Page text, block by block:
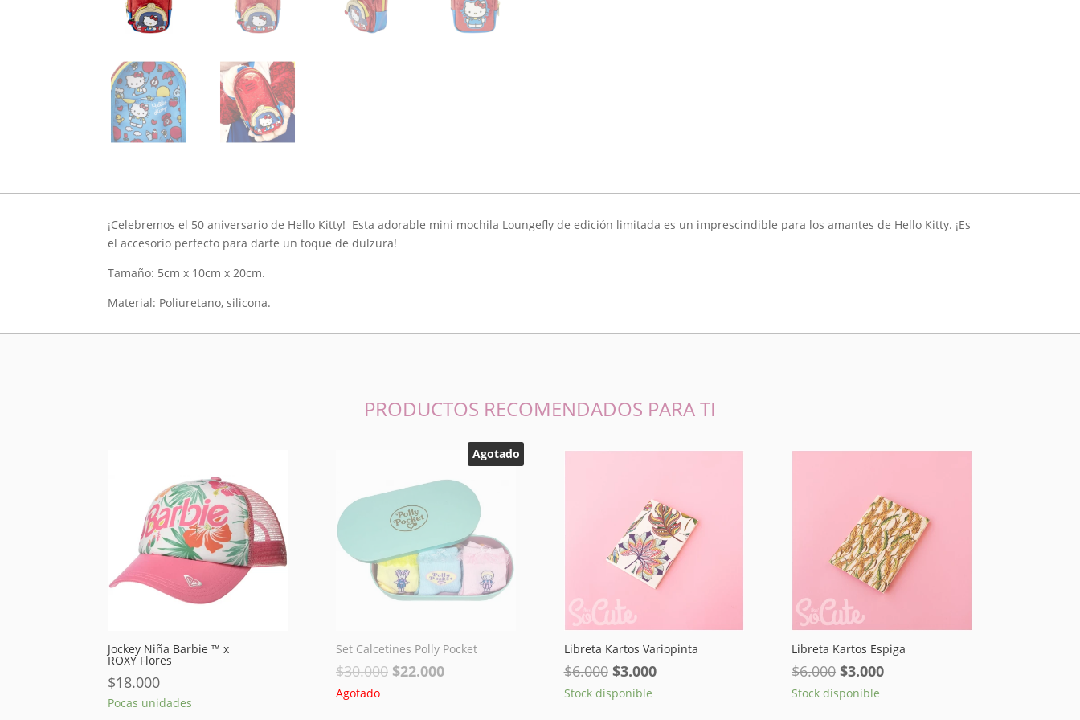
¡Celebremos el 50 aniversario de Hello Kitty! Esta adorable mini mochila Loungefly de edición limitada es un imprescindible para los amantes de Hello Kitty. ¡Es
el accesorio perfecto para darte un toque de dulzura!
Tamaño: 5cm x 10cm x 20cm.
Material: Poliuretano, silicona.
PRODUCTOS RECOMENDADOS PARA TI
Jockey Niña Barbie ™ x
ROXY Flores
$18.000
Pocas unidades
Agotado
Set Calcetines Polly Pocket
$30.000 El
$22.000El
Agotado
Libreta Kartos Variopinta
$6.000 El
precio
$3.000El
Stock disponible
Libreta Kartos Espiga
$6.000 El
precio
$3.000El
Stock disponible